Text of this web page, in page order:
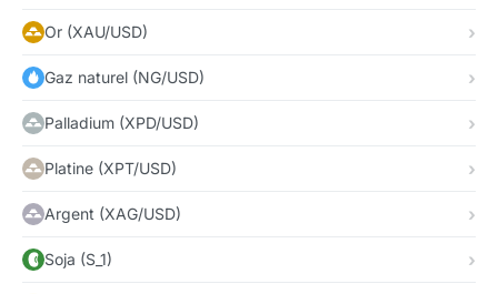
Or (XAU/USD)
Gaz naturel (NG/USD)
Palladium (XPD/USD)
Platine (XPT/USD)
Argent (XAG/USD)
Soja (S_1)